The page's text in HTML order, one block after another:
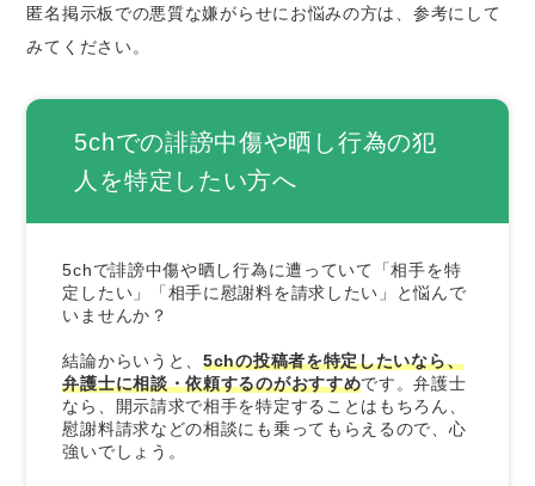
まとめ
匿名掲示板での悪質な嫌がらせにお悩みの方は、参考にして
みてください。
5chでの誹謗中傷や晒し行為の犯
人を特定したい方へ
5chで誹謗中傷や晒し行為に遭っていて「相手を特
定したい」「相手に慰謝料を請求したい」と悩んで
いませんか？
結論からいうと、5chの投稿者を特定したいなら、
弁護士に相談・依頼するのがおすすめです。弁護士
なら、開示請求で相手を特定することはもちろん、
慰謝料請求などの相談にも乗ってもらえるので、心
強いでしょう。